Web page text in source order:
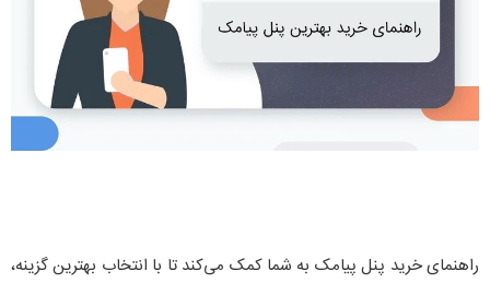
راهنمای خرید پنل پیامک به شما کمک می‌کند تا با انتخاب بهترین گزینه،